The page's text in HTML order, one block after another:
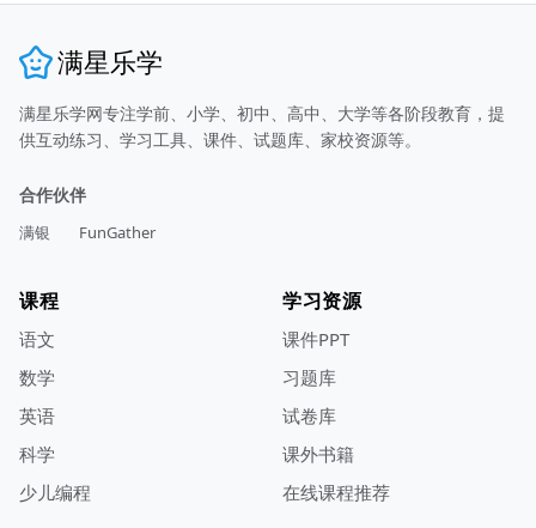
满星乐学
满星乐学网专注学前、小学、初中、高中、大学等各阶段教育，提
供互动练习、学习工具、课件、试题库、家校资源等。
合作伙伴
满银 FunGather
课程
语文
数学
英语
科学
少儿编程
学习资源
课件PPT
习题库
试卷库
课外书籍
在线课程推荐